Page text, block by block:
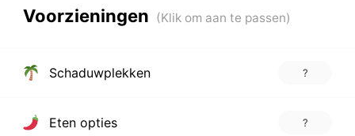
Voorzieningen
Schaduwplekken ?
Eten opties ?